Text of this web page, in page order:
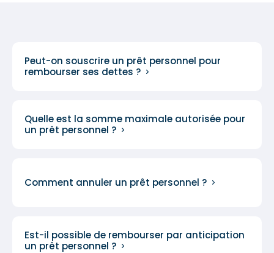
Peut-on souscrire un prêt personnel pour
rembourser ses dettes ?
Quelle est la somme maximale autorisée pour
un prêt personnel ?
Comment annuler un prêt personnel ?
Est-il possible de rembourser par anticipation
un prêt personnel ?